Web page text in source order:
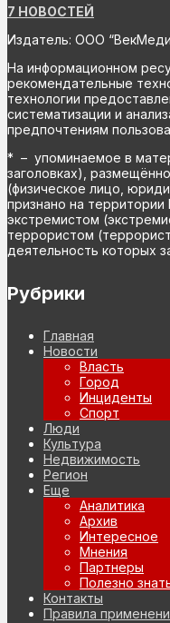
7 НОВОСТЕЙ
Издатель: ООО
На информационном
рекомендательные
технологии
систематизации и
предпочтениям
* – упоминаемое в
заголовках),
(физическое лицо,
признано на
экстремистом
террористом
деятельность которых
Рубрики
Главная
Новости
Власть
Город
Инциденты
Спорт
Люди
Культура
Недвижимость
Регион
Еще
Аналитика
Архив
Интересное
Мнения
Партнеры
Полезно
Контакты
Правила